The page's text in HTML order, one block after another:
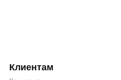
Клиентам